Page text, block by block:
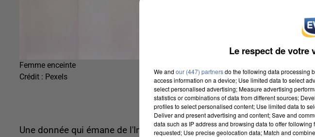
Femme enceinte
Crédit : Pexels
Une donnée qui émane de l'Institut national de la statistique. L'Insee a
Le respect de votre
We and our (447) partnersdo the following data processing
access information on a device; Use limited data to select
select personalised advertising; Measure advertising
statistics or combinations of data from different sources;
profiles to select personalised content; Use limited data to
Deliver and present advertising and content; Save and
data such as IP address and browsing data to offer
requested; Use precise geolocation data; Match and